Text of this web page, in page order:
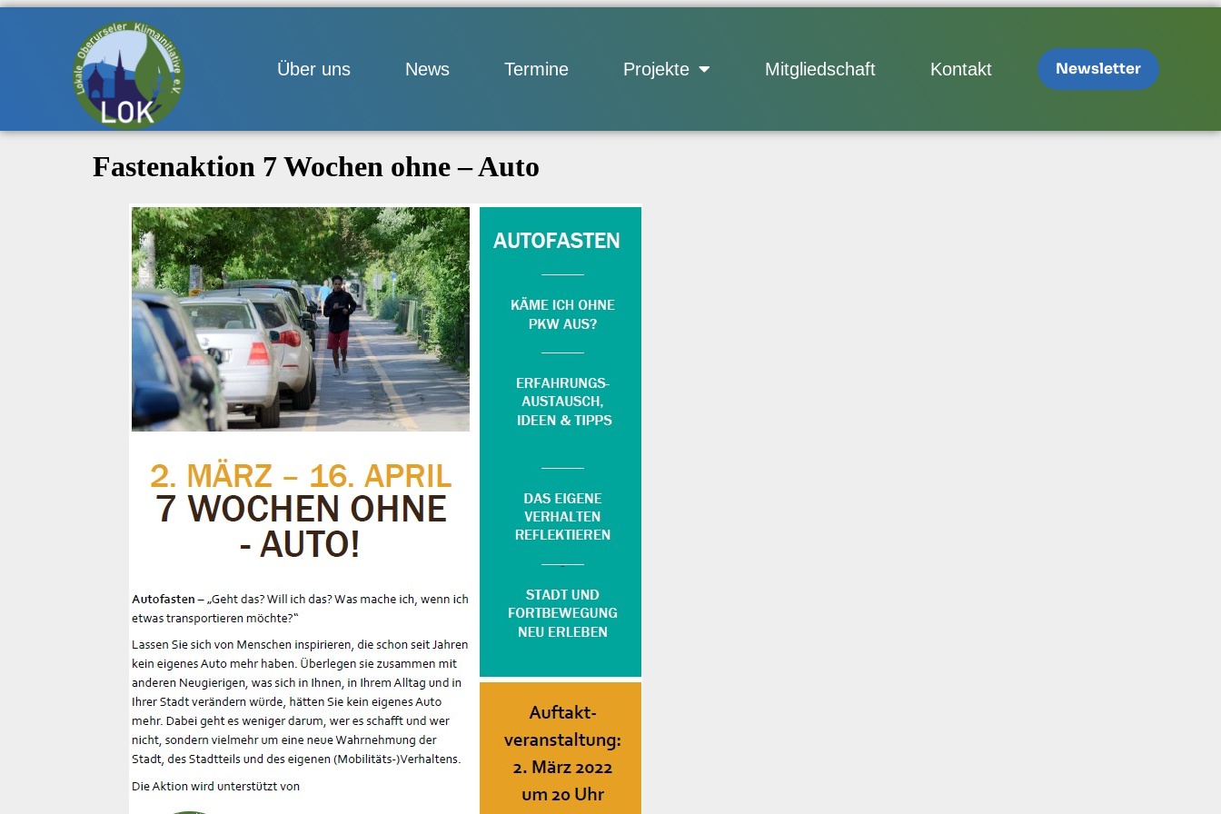
Über uns News Termine Projekte Mitgliedschaft Kontakt Newsletter
Fastenaktion 7 Wochen ohne – Auto